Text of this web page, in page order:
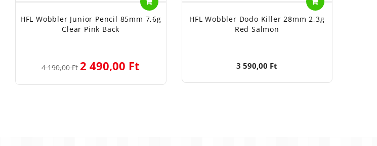
HFL Wobbler Junior Pencil 85mm 7,6g
Clear Pink Back
4 190,00 Ft 2 490,00 Ft
HFL Wobbler Dodo Killer 28mm 2,3g
Red Salmon
3 590,00 Ft